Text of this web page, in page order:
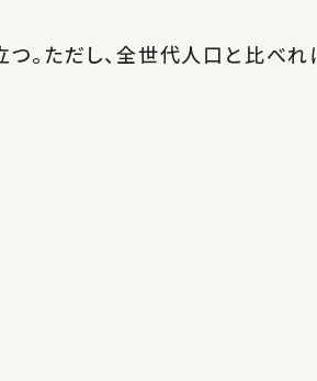
。ただし、全世代人口と比べ